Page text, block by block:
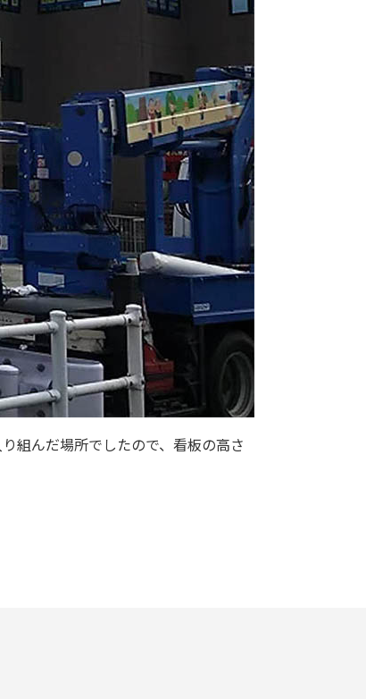
組んだ場所でしたので、看板の高さ